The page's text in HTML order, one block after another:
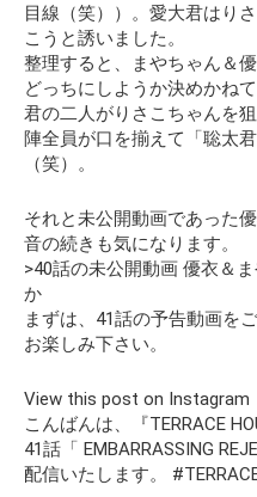
目線（笑））。愛大君はり
こうと誘いました。
整理すると、まやちゃん＆
どっちにしようか決めかね
君の二人がりさこちゃんを
陣全員が口を揃えて「聡太君
（笑）。
それと未公開動画であった
音の続きも気になります。
>40話の未公開動画 優衣＆
か
まずは、41話の予告動画を
お楽しみ下さい。
View this post on Instagram
こんばんは、『TERRACE
41話「 EMBARRASSING
配信いたします。